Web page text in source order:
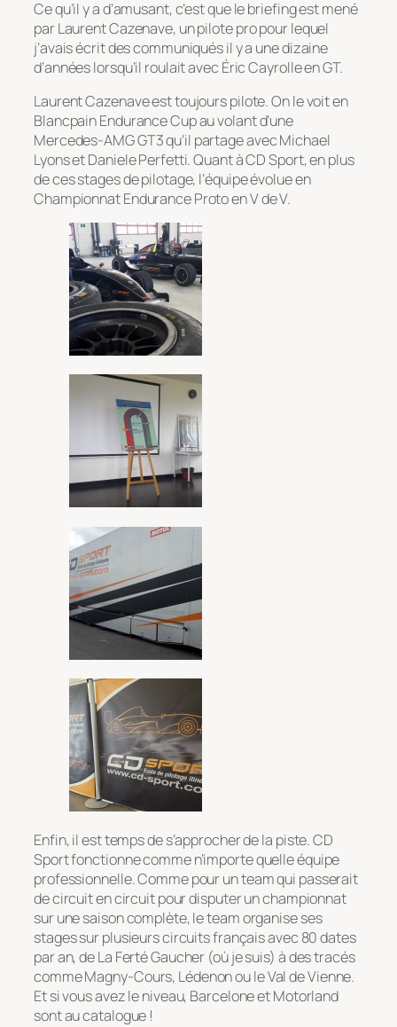
Ce qu’il y a d’amusant, c’est que le briefing est mené
par Laurent Cazenave, un pilote pro pour lequel
j’avais écrit des communiqués il y a une dizaine
d’années lorsqu’il roulait avec Éric Cayrolle en GT.
Laurent Cazenave est toujours pilote. On le voit en
Blancpain Endurance Cup au volant d’une
Mercedes-AMG GT3 qu’il partage avec Michael
Lyons et Daniele Perfetti. Quant à CD Sport, en plus
de ces stages de pilotage, l’équipe évolue en
Championnat Endurance Proto en V de V.
Enfin, il est temps de s’approcher de la piste. CD
Sport fonctionne comme n’importe quelle équipe
professionnelle. Comme pour un team qui passerait
de circuit en circuit pour disputer un championnat
sur une saison complète, le team organise ses
stages sur plusieurs circuits français avec 80 dates
par an, de La Ferté Gaucher (où je suis) à des tracés
comme Magny-Cours, Lédenon ou le Val de Vienne.
Et si vous avez le niveau, Barcelone et Motorland
sont au catalogue !